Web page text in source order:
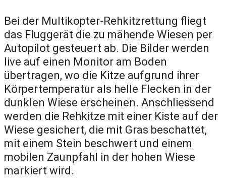
Bei der Multikopter-Rehkitzrettung fliegt
das Fluggerät die zu mähende Wiesen per
Autopilot gesteuert ab. Die Bilder werden
live auf einen Monitor am Boden
übertragen, wo die Kitze aufgrund ihrer
Körpertemperatur als helle Flecken in der
dunklen Wiese erscheinen. Anschliessend
werden die Rehkitze mit einer Kiste auf der
Wiese gesichert, die mit Gras beschattet,
mit einem Stein beschwert und einem
mobilen Zaunpfahl in der hohen Wiese
markiert wird.